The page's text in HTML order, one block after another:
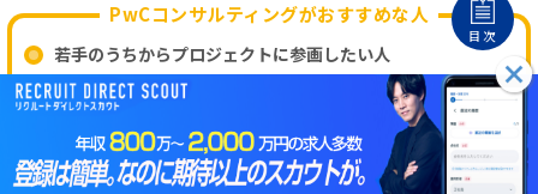
PwCコンサルティングがおすすめな人
若手のうちからプロジェクトに参画したい人
チームで協力しながら業務に取り組みたい人
海外案件にも積極的に取り組みたい人
コミュニケーション能力に長けている人
目次